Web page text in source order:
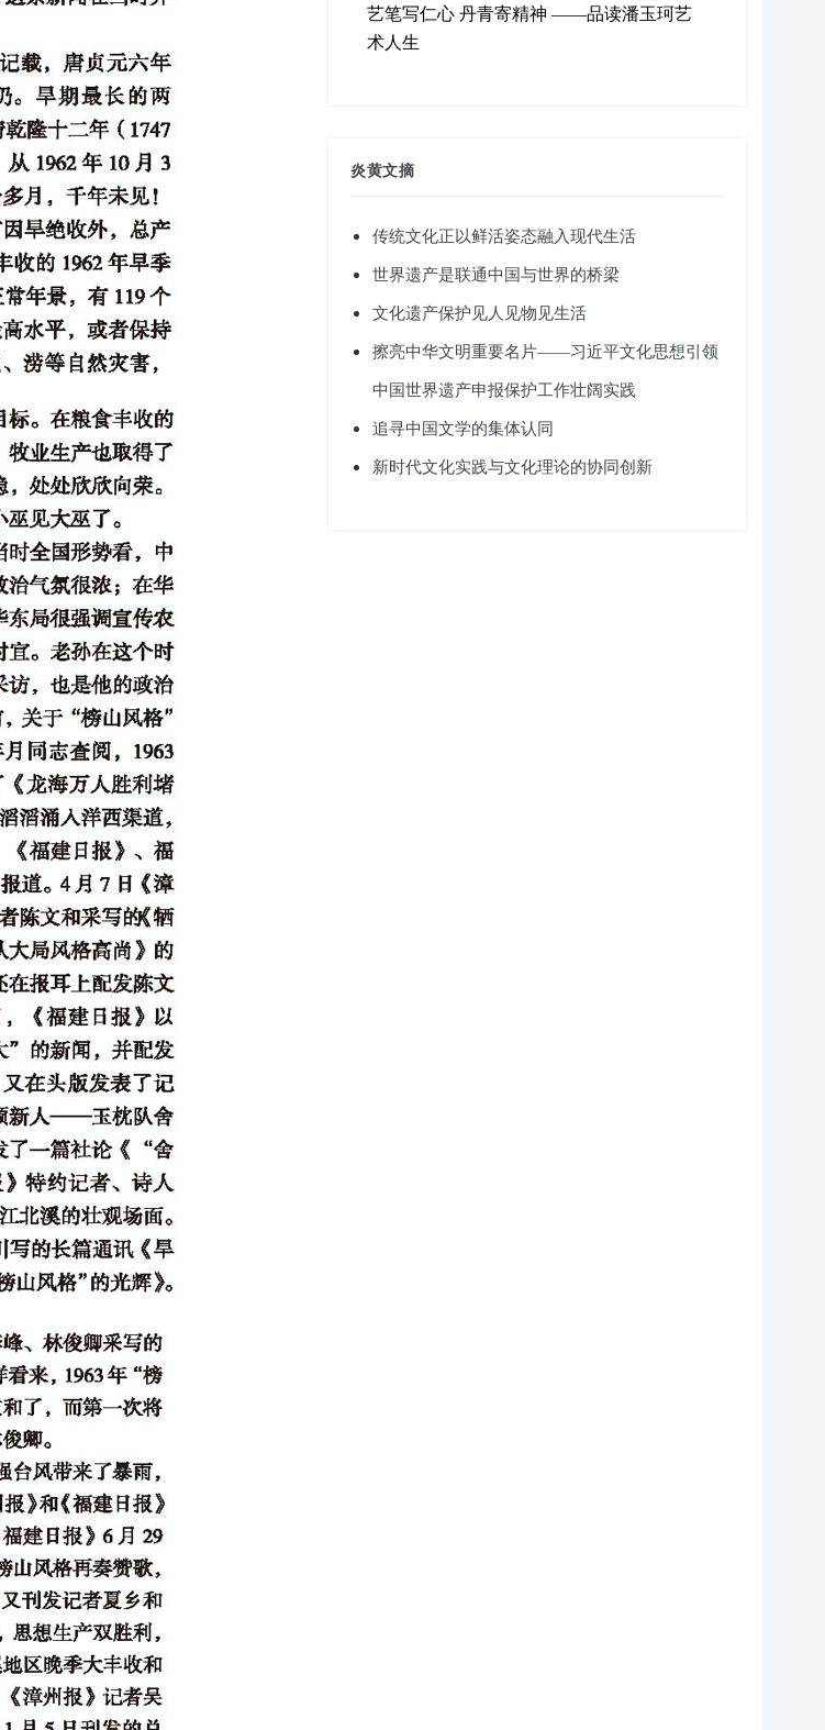
艺笔写仁心 丹青寄精神 ——品读潘玉珂艺
术人生
炎黄文摘
传统文化正以鲜活姿态融入现代生活
世界遗产是联通中国与世界的桥梁
文化遗产保护见人见物见生活
擦亮中华文明重要名片——习近平文化思想引领
中国世界遗产申报保护工作壮阔实践
追寻中国文学的集体认同
新时代文化实践与文化理论的协同创新